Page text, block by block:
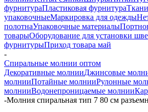
фурнитураПластиковая фурнитураТкани
упаковочныеМаркировка для одежды
полотнаУпаковочные материалы
товарыОборудование для установки
фурнитурыПриход товара май
-
Спиральные молнии оптом
Декоративные молнииДжинсовые
молнииПотайные молнииРулонные
молнииВодонепроницаемые молнии
-Молния спиральная тип 7 80 см